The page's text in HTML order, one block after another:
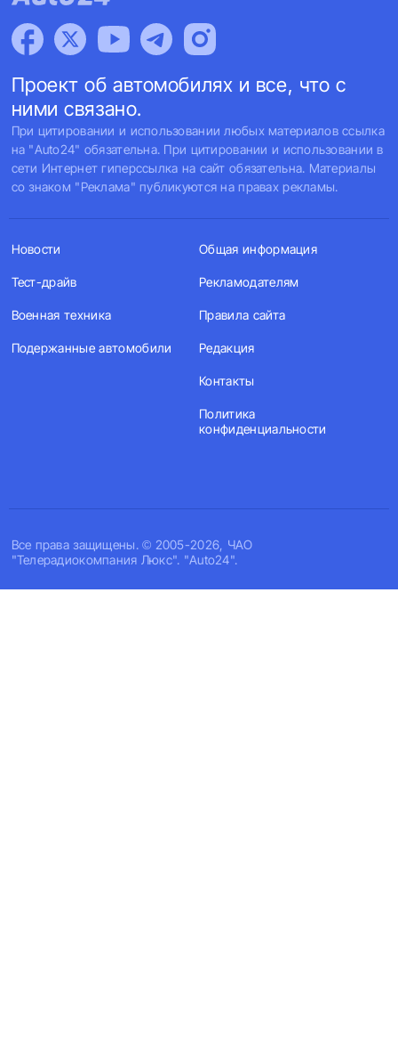
Проект об автомобилях и все, что с
ними связано.
При цитировании и использовании любых материалов ссылка
на "Auto24" обязательна. При цитировании и использовании в
сети Интернет гиперссылка на сайт обязательна. Материалы
со знаком "Реклама" публикуются на правах рекламы.
Все права защищены. © 2005-2026, ЧАО
"Телерадиокомпания Люкс". "Auto24".
Новости
Тест-драйв
Военная техника
Подержанные автомобили
Общая информация
Рекламодателям
Правила сайта
Редакция
Контакты
Политика
конфиденциальности